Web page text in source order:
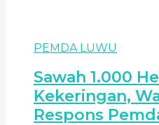
PEMDA LUWU
Sawah 1.000
Kekeringan,
Respons